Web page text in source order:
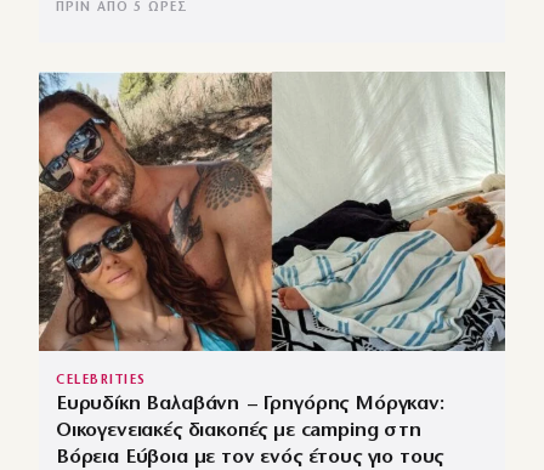
ΠΡΙΝ ΑΠΌ 5 ΏΡΕΣ
CELEBRITIES
Ευρυδίκη Βαλαβάνη – Γρηγόρης Μόργκαν:
Οικογενειακές διακοπές με camping στη
Βόρεια Εύβοια με τον ενός έτους γιο τους